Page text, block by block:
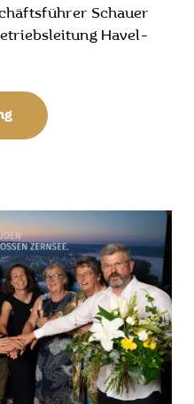
Schauer
Havel-